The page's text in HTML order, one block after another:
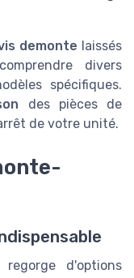
demonte laissés
divers
spécifiques.
des pièces de
de votre unité.
d'options